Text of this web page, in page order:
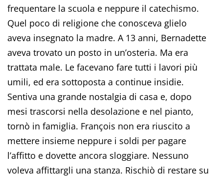
frequentare la scuola e neppure il catechismo.
Quel poco di religione che conosceva glielo
aveva insegnato la madre. A 13 anni, Bernadette
aveva trovato un posto in un’osteria. Ma era
trattata male. Le facevano fare tutti i lavori più
umili, ed era sottoposta a continue insidie.
Sentiva una grande nostalgia di casa e, dopo
mesi trascorsi nella desolazione e nel pianto,
tornò in famiglia. François non era riuscito a
mettere insieme neppure i soldi per pagare
l’affitto e dovette ancora sloggiare. Nessuno
voleva affittargli una stanza. Rischiò di restare su